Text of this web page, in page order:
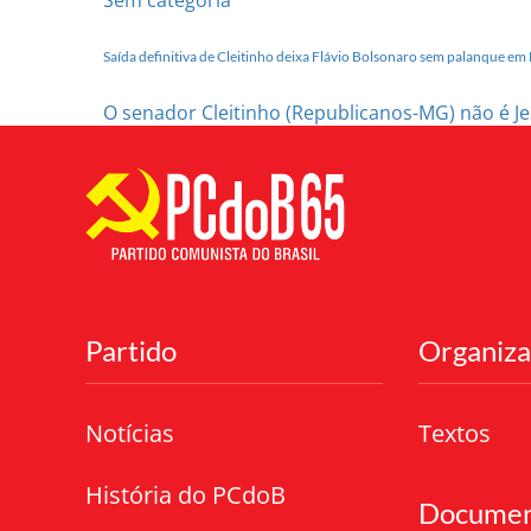
Saída definitiva de Cleitinho deixa Flávio Bolsonaro sem palanque em
O senador Cleitinho (Republicanos-MG) não é
Partido
Notícias
História do PCdoB
Textos